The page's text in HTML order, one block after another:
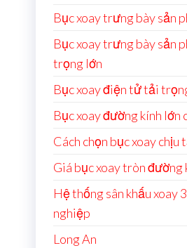
Bục xoay trưng bày sản
Bục xoay trưng bày sản
trọng lớn
Bục xoay điện tử tải
Bục xoay đường kính lớn
Cách chọn bục xoay chịu
Giá bục xoay tròn đường
Hệ thống sân khấu xoay
nghiệp
Long An